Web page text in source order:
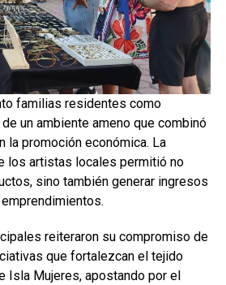
familias residentes como
un ambiente ameno que combinó
la promoción económica. La
los artistas locales permitió no
sino también generar ingresos
reiteraron su compromiso de
que fortalezcan el tejido
Isla Mujeres, apostando por el